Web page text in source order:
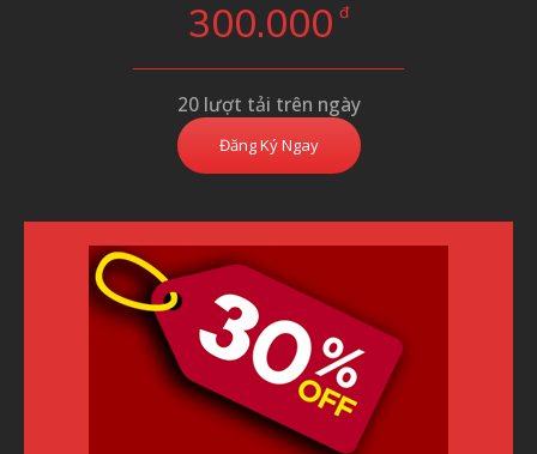
300.000 đ
20 lượt tải trên ngày
Đăng Ký Ngay